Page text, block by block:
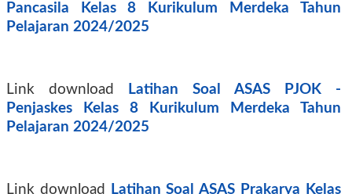
Pancasila Kelas 8 Kurikulum Merdeka Tahun
Pelajaran 2024/2025
Link download
Latihan Soal ASAS PJOK -
Penjaskes Kelas 8 Kurikulum Merdeka Tahun
Pelajaran 2024/2025
Link download
Latihan Soal ASAS Prakarya Kelas